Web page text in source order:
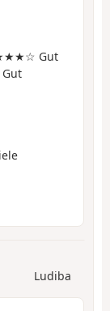
Gut
Ludiba